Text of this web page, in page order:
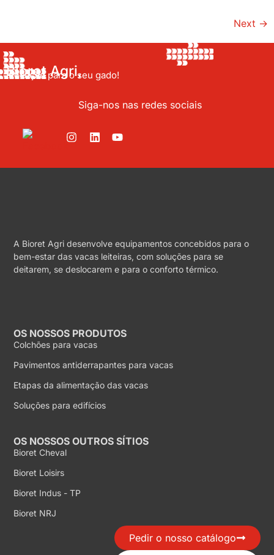
Next →
Bioret Agri,
Inovação para o seu gado!
Siga-nos nas redes sociais
A Bioret Agri desenvolve equipamentos concebidos para o
bem-estar das vacas leiteiras, com soluções para se
deitarem, se deslocarem e para o conforto térmico.
OS NOSSOS PRODUTOS
Colchões para vacas
Pavimentos antiderrapantes para vacas
Etapas da alimentação das vacas
Soluções para edifícios
OS NOSSOS OUTROS SÍTIOS
Bioret Cheval
Bioret Loisirs
Bioret Indus - TP
Bioret NRJ
Pedir o nosso catálogo